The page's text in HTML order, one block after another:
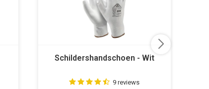
Schildershandschoen - Wit
9 reviews